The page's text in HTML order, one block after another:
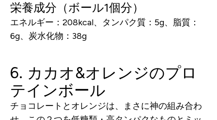
栄養成分（ボール1個分）
エネルギー：208kcal、タンパク質：5g、脂質：
6g、炭水化物：38g
6. カカオ&オレンジのプロ
テインボール
チョコレートとオレンジは、まさに神の組み合わ